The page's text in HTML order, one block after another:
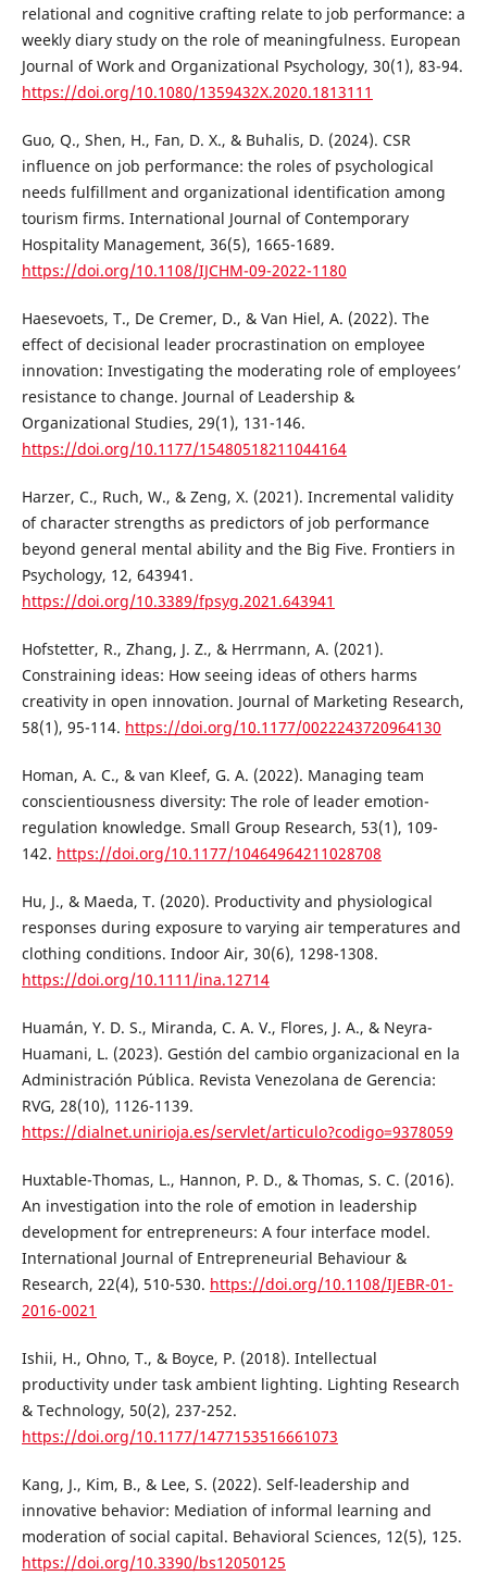
relational and cognitive crafting relate to job performance: a
weekly diary study on the role of meaningfulness. European
Journal of Work and Organizational Psychology, 30(1), 83-94.
https://doi.org/10.1080/1359432X.2020.1813111
Guo, Q., Shen, H., Fan, D. X., & Buhalis, D. (2024). CSR
influence on job performance: the roles of psychological
needs fulfillment and organizational identification among
tourism firms. International Journal of Contemporary
Hospitality Management, 36(5), 1665-1689.
https://doi.org/10.1108/IJCHM-09-2022-1180
Haesevoets, T., De Cremer, D., & Van Hiel, A. (2022). The
effect of decisional leader procrastination on employee
innovation: Investigating the moderating role of employees’
resistance to change. Journal of Leadership &
Organizational Studies, 29(1), 131-146.
https://doi.org/10.1177/15480518211044164
Harzer, C., Ruch, W., & Zeng, X. (2021). Incremental validity
of character strengths as predictors of job performance
beyond general mental ability and the Big Five. Frontiers in
Psychology, 12, 643941.
https://doi.org/10.3389/fpsyg.2021.643941
Hofstetter, R., Zhang, J. Z., & Herrmann, A. (2021).
Constraining ideas: How seeing ideas of others harms
creativity in open innovation. Journal of Marketing Research,
58(1), 95-114. https://doi.org/10.1177/0022243720964130
Homan, A. C., & van Kleef, G. A. (2022). Managing team
conscientiousness diversity: The role of leader emotion-
regulation knowledge. Small Group Research, 53(1), 109-
142. https://doi.org/10.1177/10464964211028708
Hu, J., & Maeda, T. (2020). Productivity and physiological
responses during exposure to varying air temperatures and
clothing conditions. Indoor Air, 30(6), 1298-1308.
https://doi.org/10.1111/ina.12714
Huamán, Y. D. S., Miranda, C. A. V., Flores, J. A., & Neyra-
Huamani, L. (2023). Gestión del cambio organizacional en la
Administración Pública. Revista Venezolana de Gerencia:
RVG, 28(10), 1126-1139.
https://dialnet.unirioja.es/servlet/articulo?codigo=9378059
Huxtable-Thomas, L., Hannon, P. D., & Thomas, S. C. (2016).
An investigation into the role of emotion in leadership
development for entrepreneurs: A four interface model.
International Journal of Entrepreneurial Behaviour &
Research, 22(4), 510-530. https://doi.org/10.1108/IJEBR-01-
2016-0021
Ishii, H., Ohno, T., & Boyce, P. (2018). Intellectual
productivity under task ambient lighting. Lighting Research
& Technology, 50(2), 237-252.
https://doi.org/10.1177/1477153516661073
Kang, J., Kim, B., & Lee, S. (2022). Self-leadership and
innovative behavior: Mediation of informal learning and
moderation of social capital. Behavioral Sciences, 12(5), 125.
https://doi.org/10.3390/bs12050125